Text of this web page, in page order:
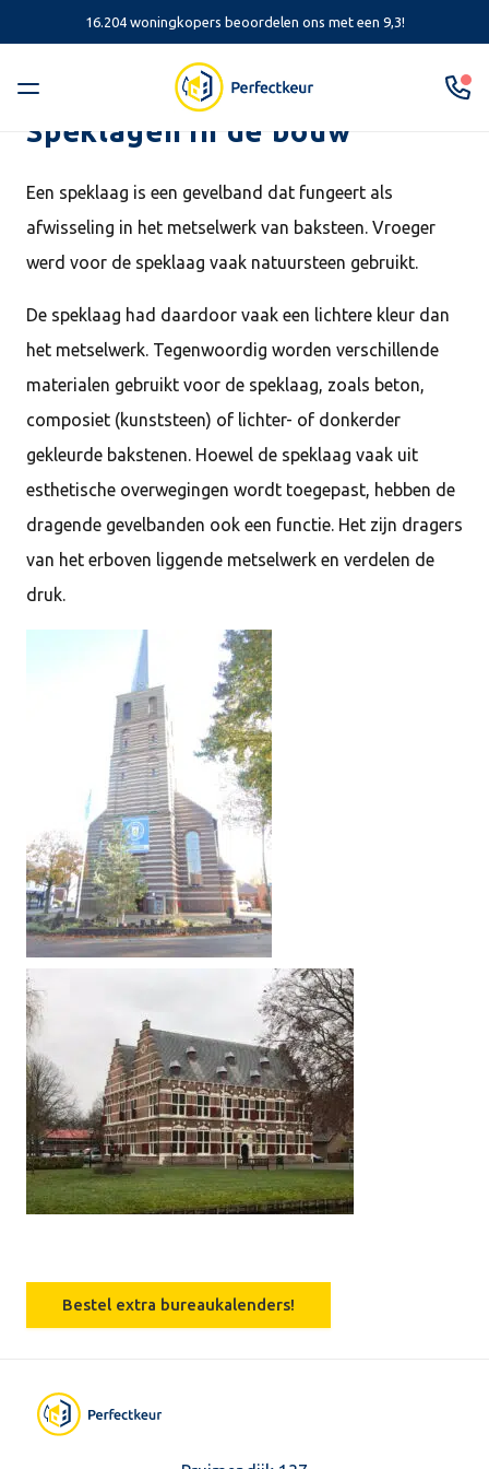
16.204 woningkopers beoordelen ons met een 9,3!
Speklagen in de bouw
Een speklaag is een gevelband dat fungeert als
afwisseling in het metselwerk van baksteen. Vroeger
werd voor de speklaag vaak natuursteen gebruikt.
De speklaag had daardoor vaak een lichtere kleur dan
het metselwerk. Tegenwoordig worden verschillende
materialen gebruikt voor de speklaag, zoals beton,
composiet (kunststeen) of lichter- of donkerder
gekleurde bakstenen. Hoewel de speklaag vaak uit
esthetische overwegingen wordt toegepast, hebben de
dragende gevelbanden ook een functie. Het zijn dragers
van het erboven liggende metselwerk en verdelen de
druk.
Bestel extra bureaukalenders!